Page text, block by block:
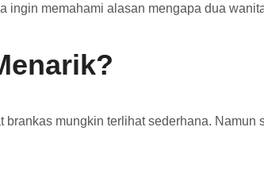
ingin memahami alasan mengapa dua
mungkin terlihat sederhana.